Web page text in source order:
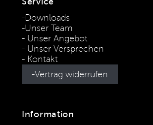
Downloads
Unser Team
Unser Angebot
Unser Versprechen
Kontakt
Vertrag widerrufen
Information